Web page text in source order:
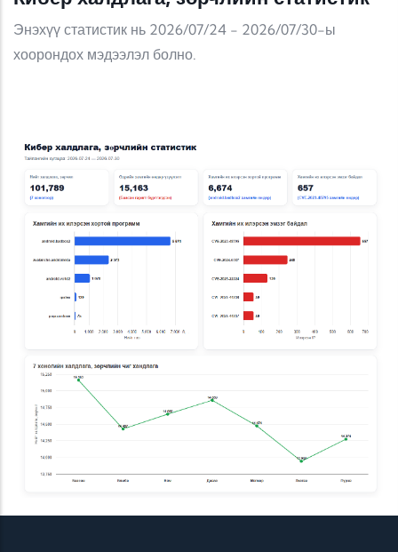
Энэхүү статистик нь 2026/07/24 - 2026/07/30-ы
хоорондох мэдээлэл болно.